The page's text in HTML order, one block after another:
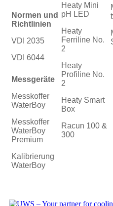
Normen und
Richtlinien
VDI 2035
VDI 6044
Messgeräte
Messkoffer
WaterBoy
Messkoffer
WaterBoy
Premium
Kalibrierung
WaterBoy
Heaty Mini
pH LED
Heaty
Ferriline No.
2
Heaty
Profiline No.
2
Heaty Smart
Box
Racun 100 &
300